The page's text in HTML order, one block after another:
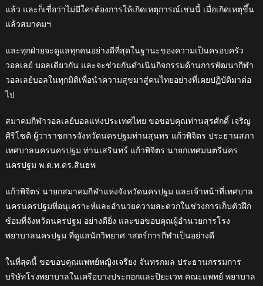
แล้ว และก็เชื่อว่าไม่มีใครต้องการให้เกิดเหตุการณ์เช่นนี้ เมื่อเกิดเหตุขึ้น
แล้วสมาคมฯ
และทุกฝ่ายจะดูแลทุกคนอย่างดีที่สุดในฐานะของความเป็นครอบครัว
วอลเลย์ บอลเดียวกัน และจะช่วยกันดำเนินกิจกรรมด้านการพัฒนากีฬา
วอลเลย์บอลในทุกมิติเพื่อนำความสุขมาสู่คนไทยอย่างที่เคยปฏิบัติมาต่อ
ไป
สมาคมกีฬาวอลเลย์บอลแห่งประเทศไทย ขอขอบคุณท่านสุรศักดิ์ เจริญ
ศิริโซติ ผู้ว่าราชการจังหวัดนครปฐมท่านสุนทร แก้วพิจิตร ประธานสภา
เทศบาลนครนครปฐม ท่านเสรินทร์ แก้วพิจิตร นายกเทศมนตรีนคร
นครปฐม พ.ต.ท.ดร.สินธพ
แก้วพิจิตร นายกสมาคมกีฬาแห่งจังหวัดนครปฐม และเจ้าหน้าที่เทศบาล
นครนครปฐมที่อนุเคราะห์และอำนวยความสะดวกในช่วงการเก็บตัวฝึก
ซ้อมที่จังหวัดนครปฐม อย่างดียิ่ง และขอขอบคุณผู้อำนวยการโรง
พยาบาลนครปฐม ที่ดูแลนักวิทยาศ าสตร์การกีฬาเป็นอย่างดี
ในที่สุดนี้ ขอขอบคุณแพทย์หญิงเจรียง จันทรกมล ประธานกรรมการ
บริษัทโรงพยาบาลในเครือบางประกอกและปิยะเวท คณะแพทย์ พยาบาล